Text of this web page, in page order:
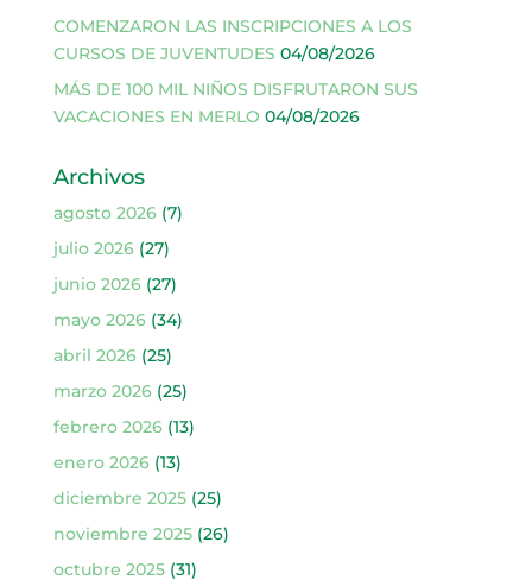
COMENZARON LAS INSCRIPCIONES A LOS
CURSOS DE JUVENTUDES 04/08/2026
MÁS DE 100 MIL NIÑOS DISFRUTARON SUS
VACACIONES EN MERLO 04/08/2026
Archivos
agosto 2026(7)
julio 2026(27)
junio 2026(27)
mayo 2026(34)
abril 2026(25)
marzo 2026(25)
febrero 2026(13)
enero 2026(13)
diciembre 2025(25)
noviembre 2025(26)
octubre 2025(31)